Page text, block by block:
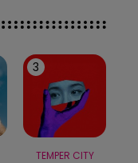
3
TEMPER CITY